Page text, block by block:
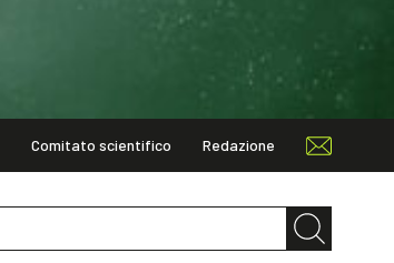
Comitato scientifico Redazione